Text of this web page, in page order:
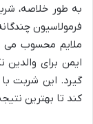
به طور خلاصه،
فرمولاسیون
ملایم محسوب می
ایمن برای والدین
گیرد. این شربت
کند تا بهترین